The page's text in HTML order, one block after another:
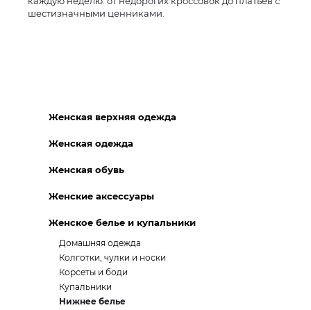
шестизначными ценниками.
Женская верхняя одежда
Женская одежда
Женская обувь
Женские аксессуары
Женское белье и купальники
Домашняя одежда
Колготки, чулки и носки
Корсеты и боди
Купальники
Нижнее белье